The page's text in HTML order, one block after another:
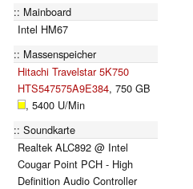
Mainboard
Intel HM67
Massenspeicher
Hitachi Travelstar 5K750
HTS547575A9E384, 750 GB
, 5400 U/Min
Soundkarte
Realtek ALC892 @ Intel
Cougar Point PCH - High
Definition Audio Controller